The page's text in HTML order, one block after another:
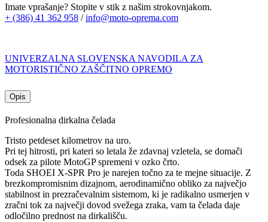
1
količina
Imate vprašanje? Stopite v stik z našim strokovnjakom.
+ (386) 41 362 958 /info@moto-oprema.com
UNIVERZALNA SLOVENSKA NAVODILA ZA
MOTORISTIČNO ZAŠČITNO OPREMO
Opis
Profesionalna dirkalna čelada
Tristo petdeset kilometrov na uro.
Pri tej hitrosti, pri kateri so letala že zdavnaj vzletela, se domači
odsek za pilote MotoGP spremeni v ozko črto.
Toda SHOEI X-SPR Pro je narejen točno za te mejne situacije. Z
brezkompromisnim dizajnom, aerodinamično obliko za največjo
stabilnost in prezračevalnim sistemom, ki je radikalno usmerjen v
zračni tok za največji dovod svežega zraka, vam ta čelada daje
odločilno prednost na dirkališču.